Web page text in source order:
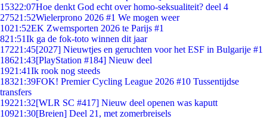
15322:07Hoe denkt God echt over homo-seksualiteit? deel 4
27521:52Wielerprono 2026 #1 We mogen weer
1021:52EK Zwemsporten 2026 te Parijs #1
821:51Ik ga de fok-toto winnen dit jaar
17221:45[2027] Nieuwtjes en geruchten voor het ESF in Bulgarije #1
18621:43[PlayStation #184] Nieuw deel
1921:41Ik rook nog steeds
18321:39FOK! Premier Cycling League 2026 #10 Tussentijdse
transfers
19221:32[WLR SC #417] Nieuw deel openen was kaputt
10921:30[Breien] Deel 21, met zomerbreisels